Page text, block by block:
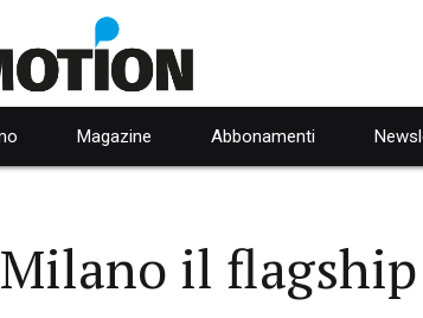
Magazine Abbonamenti
il